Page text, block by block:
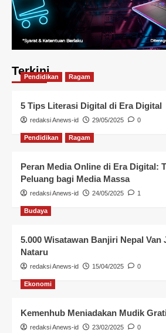
Terkini
Pendidikan Ragam
5 Tips Literasi Digital di Era Digital
redaksi Anews-id 29/05/2025 0
Pendidikan Ragam
Peran Media Online di Era Digital:
Peluang bagi Media Massa
redaksi Anews-id 24/05/2025 1
Budaya
5.000 Wisatawan Banjiri Nepal Van
Nataru
redaksi Anews-id 15/04/2025 0
Ekonomi
Kemenhub Meniadakan Mudik
redaksi Anews-id 23/02/2025 0